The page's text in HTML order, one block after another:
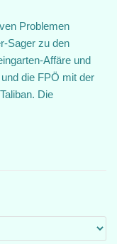
Problemen
Sager zu den
Affäre und
die FPÖ mit der
Die